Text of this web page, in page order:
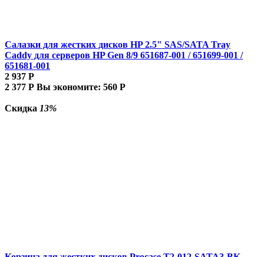
Салазки для жестких дисков HP 2.5" SAS/SATA Tray
Caddy для серверов HP Gen 8/9 651687-001 / 651699-001 /
651681-001
2 937 Р
2 377 Р Вы экономите: 560 Р
Скидка 13%